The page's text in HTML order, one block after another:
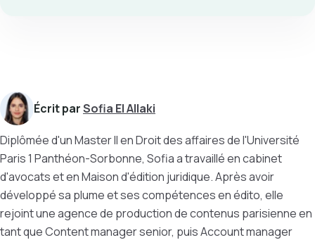
Écrit parSofia El Allaki
Diplômée d'un Master II en Droit des affaires de l'Université
Paris 1 Panthéon-Sorbonne, Sofia a travaillé en cabinet
d'avocats et en Maison d'édition juridique. Après avoir
développé sa plume et ses compétences en édito, elle
rejoint une agence de production de contenus parisienne en
tant que Content manager senior, puis Account manager